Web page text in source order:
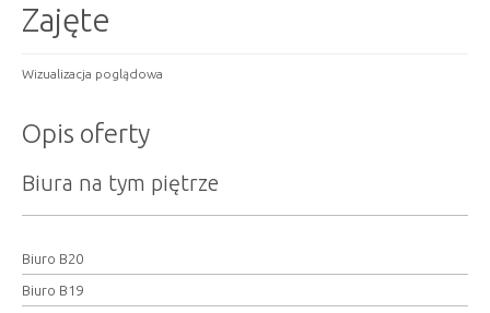
Zajęte
Wizualizacja poglądowa
Opis oferty
Biura na tym piętrze
Biuro B20
Biuro B19